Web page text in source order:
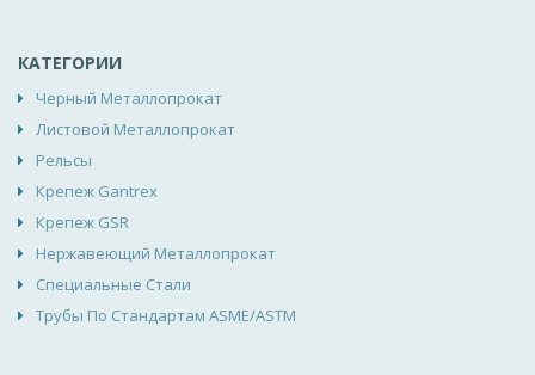
КАТЕГОРИИ
Черный Металлопрокат
Листовой Металлопрокат
Рельсы
Крепеж Gantrex
Крепеж GSR
Нержавеющий Металлопрокат
Специальные Стали
Трубы По Стандартам ASME/ASTM